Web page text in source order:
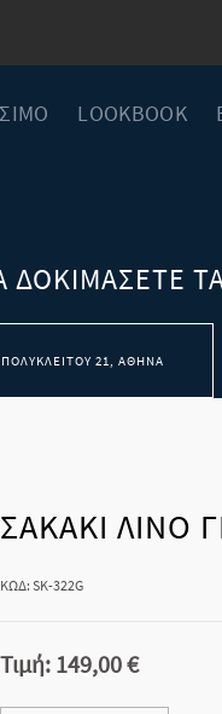
LOOKBOOK
ΔΟΚΙΜΆΣΕΤΕ
ΠΟΛΥΚΛΕΊΤΟΥ 21, ΑΘΉΝΑ
ΣΑΚΑΚΙ ΛΙΝΟ
ΚΩΔ: SK-322G
Τιμή: 149,00 €